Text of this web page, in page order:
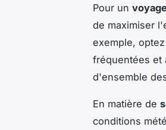
Pour un
de maximiser
exemple,
fréquentées et
d'ensemble
En matière de
conditions